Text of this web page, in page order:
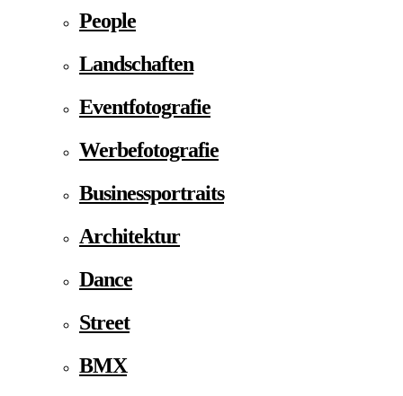
People
Landschaften
Eventfotografie
Werbefotografie
Businessportraits
Architektur
Dance
Street
BMX